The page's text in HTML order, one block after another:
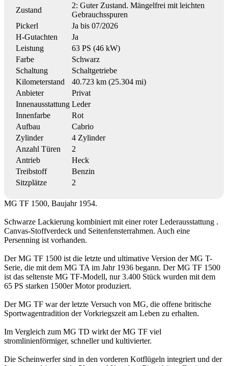
Zustand
2: Guter Zustand. Mängelfrei mit leichten
Gebrauchsspuren
Pickerl
Ja bis 07/2026
H-Gutachten
Ja
Leistung
63 PS (46 kW)
Farbe
Schwarz
Schaltung
Schaltgetriebe
Kilometerstand
40.723 km (25.304 mi)
Anbieter
Privat
Innenausstattung Leder
Innenfarbe
Rot
Aufbau
Cabrio
Zylinder
4 Zylinder
Anzahl Türen
2
Antrieb
Heck
Treibstoff
Benzin
Sitzplätze
2
MG TF 1500, Baujahr 1954.
Schwarze Lackierung kombiniert mit einer roter Lederausstattung .
Canvas-Stoffverdeck und Seitenfensterrahmen. Auch eine
Persenning ist vorhanden.
Der MG TF 1500 ist die letzte und ultimative Version der MG T-
Serie, die mit dem MG TA im Jahr 1936 begann. Der MG TF 1500
ist das seltenste MG TF-Modell, nur 3.400 Stück wurden mit dem
65 PS starken 1500er Motor produziert.
Der MG TF war der letzte Versuch von MG, die offene britische
Sportwagentradition der Vorkriegszeit am Leben zu erhalten.
Im Vergleich zum MG TD wirkt der MG TF viel
stromlinienförmiger, schneller und kultivierter.
Die Scheinwerfer sind in den vorderen Kotflügeln integriert und der